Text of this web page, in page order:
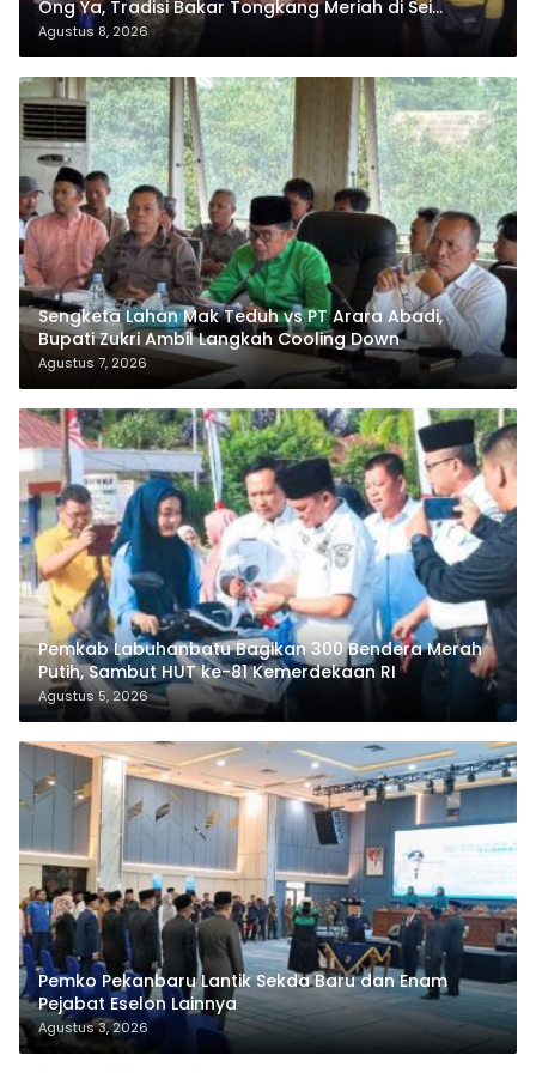
Ong Ya, Tradisi Bakar Tongkang Meriah di Sei
Berombang
Agustus 8, 2026
Sengketa Lahan Mak Teduh vs PT Arara Abadi,
Bupati Zukri Ambil Langkah Cooling Down
Agustus 7, 2026
Pemkab Labuhanbatu Bagikan 300 Bendera Merah
Putih, Sambut HUT ke-81 Kemerdekaan RI
Agustus 5, 2026
Pemko Pekanbaru Lantik Sekda Baru dan Enam
Pejabat Eselon Lainnya
Agustus 3, 2026